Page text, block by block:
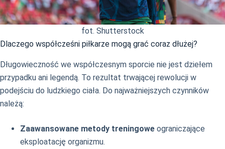
fot. Shutterstock
Dlaczego współcześni piłkarze mogą grać coraz dłużej?
Długowieczność we współczesnym sporcie nie jest dziełem
przypadku ani legendą. To rezultat trwającej rewolucji w
podejściu do ludzkiego ciała. Do najważniejszych czynników
należą:
Zaawansowane metody treningowe ograniczające
eksploatację organizmu.